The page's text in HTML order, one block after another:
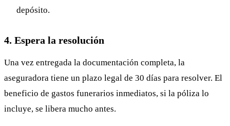
depósito.
4. Espera la resolución
Una vez entregada la documentación completa, la
aseguradora tiene un plazo legal de 30 días para resolver. El
beneficio de gastos funerarios inmediatos, si la póliza lo
incluye, se libera mucho antes.